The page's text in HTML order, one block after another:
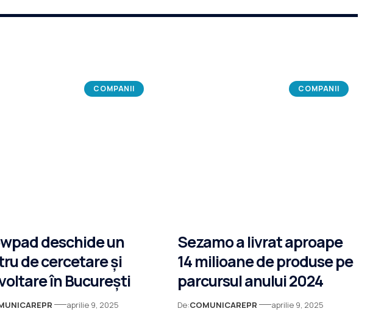
COMPANII
deschide un
de cercetare și
în București
aprilie 9, 2025
COMPANII
Sezamo a livrat aproape
14 milioane de produse pe
parcursul anului 2024
De:COMUNICAREPR aprilie 9, 2025